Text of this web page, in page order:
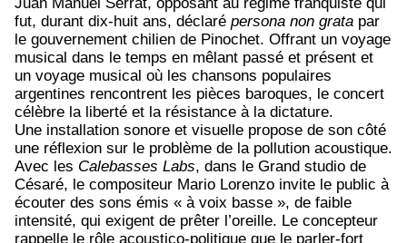
fut, durant dix-huit ans, déclaré persona non grata par
le gouvernement chilien de Pinochet. Offrant un voyage
musical dans le temps en mêlant passé et présent et
un voyage musical où les chansons populaires
argentines rencontrent les pièces baroques, le concert
célèbre la liberté et la résistance à la dictature.
Une installation sonore et visuelle propose de son côté
une réflexion sur le problème de la pollution acoustique.
Avec les Calebasses Labs, dans le Grand studio de
Césaré, le compositeur Mario Lorenzo invite le public à
écouter des sons émis « à voix basse », de faible
intensité, qui exigent de prêter l’oreille. Le concepteur
rappelle le rôle acoustico-politique que le parler-fort